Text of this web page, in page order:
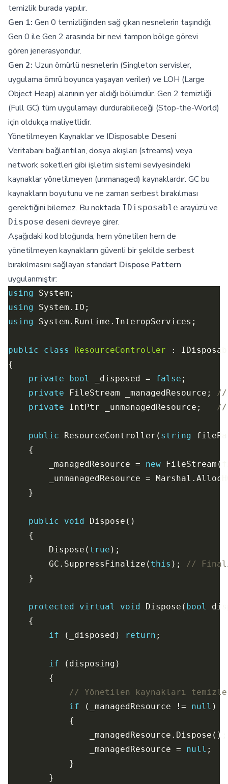
temizlik burada yapılır.
Gen 1: Gen 0 temizliğinden sağ çıkan nesnelerin taşındığı,
Gen 0 ile Gen 2 arasında bir nevi tampon bölge görevi
gören jenerasyondur.
Gen 2: Uzun ömürlü nesnelerin (Singleton servisler,
uygulama ömrü boyunca yaşayan veriler) ve LOH (Large
Object Heap) alanının yer aldığı bölümdür. Gen 2 temizliği
(Full GC) tüm uygulamayı durdurabileceği (Stop-the-World)
için oldukça maliyetlidir.
Yönetilmeyen Kaynaklar ve IDisposable Deseni
Veritabanı bağlantıları, dosya akışları (streams) veya
network soketleri gibi işletim sistemi seviyesindeki
kaynaklar yönetilmeyen (unmanaged) kaynaklardır. GC bu
kaynakların boyutunu ve ne zaman serbest bırakılması
gerektiğini bilemez. Bu noktada IDisposable arayüzü ve
Dispose deseni devreye girer.
Aşağıdaki kod bloğunda, hem yönetilen hem de
yönetilmeyen kaynakların güvenli bir şekilde serbest
bırakılmasını sağlayan standart Dispose Pattern
uygulanmıştır:
using
using
using
public class
ResourceController
private
bool _disposed = false
private FileStream _managedResource; //
private IntPtr _unmanagedResource; //
public ResourceController( string
        _managedResource =
new
_unmanagedResource =
public void
        Dispose(
true
        GC.SuppressFinalize(
this ); //
protected virtual void Dispose( bool
if (_disposed) return
if
// Yönetilen kaynakları temizle
if (_managedResource != null
                _managedResource =
null